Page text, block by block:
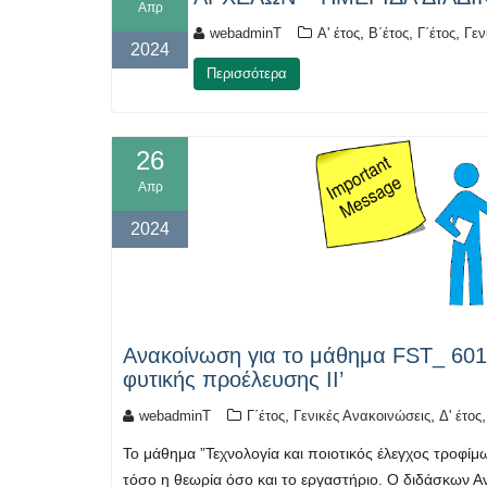
Απρ
2024
webadminT Α' έτος Β΄έτος Γ΄έτος
Περισσότερα
26
Απρ
2024
Ανακοίνωση για το μάθημα FST_ 601
φυτικής προέλευσης ΙΙ’
webadminT Γ΄έτος Γενικές Ανακοινώσεις Δ' έτος
Το μάθημα ”Τεχνολογία και ποιοτικός έλεγχος
τόσο η θεωρία όσο και το εργαστήριο. Ο διδάσκων